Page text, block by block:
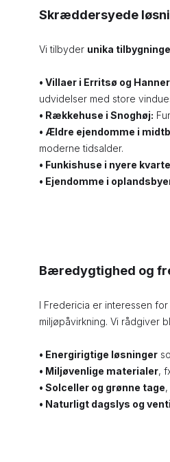
Skræddersyede
Vi tilbyder unika
• Villaer i Erritsø og
udvidelser med store
• Rækkehuse i Snoghøj:
• Ældre ejendomme i
moderne tidsalder.
• Funkishuse i nyere
• Ejendomme i
Bæredygtighed og
I Fredericia er interessen for
miljøpåvirkning. Vi rådgiver
• Energirigtige løsninger
• Miljøvenlige materialer,
• Solceller og grønne tage
• Naturligt dagslys og